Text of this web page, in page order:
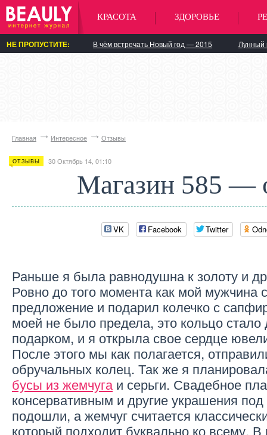
КРАСОТА ЗДОРОВЬЕ
НЕ ПРОПУСТИТЕ: В чём встречать Новый год — 2015 Лунный
Главная Интересное Отзывы
ОТЗЫВЫ 30 Октябрь 14, 01:10
Магазин 585 —
VK Facebook Twitter
Раньше я была равнодушна к золоту и
Ровно до того момента как мой мужчина
предложение и подарил колечко с
моей не было предела, это кольцо
подарком, и я открыла свое сердце
После этого мы как полагается,
обручальных колец. Так же я
бусы из жемчуга и серьги. Свадебное
консервативным и другие украшения
подошли, а жемчуг считается
который подходит буквально ко всему.